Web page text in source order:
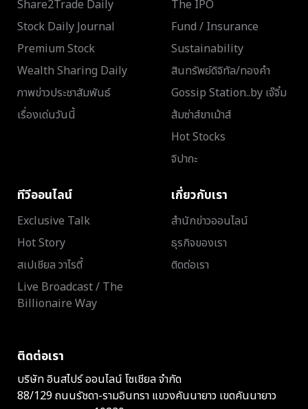
Share2Trade Daily
Stock Daily Journal
Premium Stock
Wealth Sharing Daily
ภาพข่าวประชาสัมพันธ์
เรื่องเด่นวันนี้
The IPO
Fund / Insurance
Sustainability
สินทรัพย์ดิจิทัล/ทองคำ
Gossip Station..by เจ๊จิ๋ม
ส้มซ่าส์ขาเม้าส์
Hot Stocks
จิปาถะ
ทีวีออนไลน์
Exclusive Talk
Hot Story
สเปเชียล วาไรตี้
Live Broadcast / The
Billionaire Way
เกี่ยวกับเรา
สำนักข่าวออนไลน์
ธุรกิจของเรา
ติดต่อเรา
ติดต่อเรา
บริษัท อินสไปร์ ออนไลน์ โซเชียล จำกัด
88/129 ถนนรัชดา-รามอินทรา แขวงคันนายาว เขตคันนายาว